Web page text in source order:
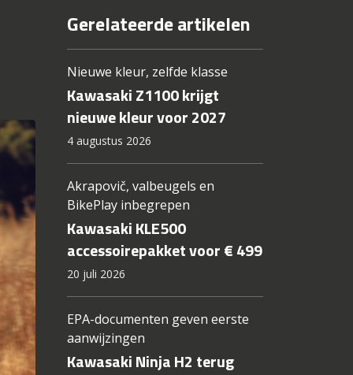
Gerelateerde artikelen
Nieuwe kleur, zelfde klasse
Kawasaki Z1100 krijgt
nieuwe kleur voor 2027
4 augustus 2026
Akrapovič, valbeugels en
BikePlay inbegrepen
Kawasaki KLE500
accessoirepakket voor € 499
20 juli 2026
EPA-documenten geven eerste
aanwijzingen
Kawasaki Ninja H2 terug